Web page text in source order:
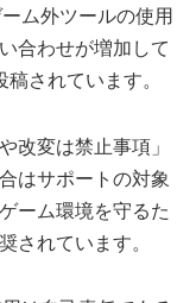
ム外ツールの使用
合わせが増加して
されています。
改変は禁止事項」
はサポートの対象
ーム環境を守るた
されています。